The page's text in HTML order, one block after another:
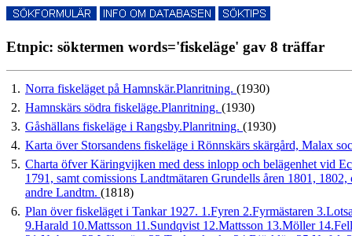
Etnpic: söktermen words='fiskeläge' gav 8 träffar
1. Norra fiskeläget på Hamnskär.Planritning. (1930)
2. Hamnskärs södra fiskeläge.Planritning. (1930)
3. Gåshällans fiskeläge i Rangsby.Planritning. (1930)
4. Karta över Storsandens fiskeläge i Rönnskärs skärgård, Malax
5. Charta öfver Käringvijken med dess inlopp och belägenhet vid
1791, samt comissions Landtmätaren Grundells åren 1801,
andre Landtm. (1818)
6. Plan över fiskeläget i Tankar 1927. 1.Fyren 2.Fyrmästaren
9.Harald 10.Mattsson 11.Sundqvist 12.Mattsson 13.Möller